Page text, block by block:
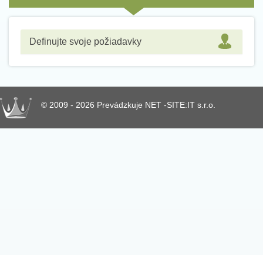
Definujte svoje požiadavky
© 2009 - 2026 Prevádzkuje NET -SITE:IT s.r.o.